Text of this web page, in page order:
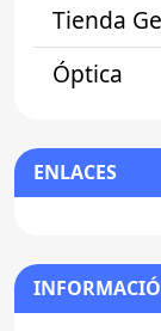
Tienda
Óptica
ENLACES